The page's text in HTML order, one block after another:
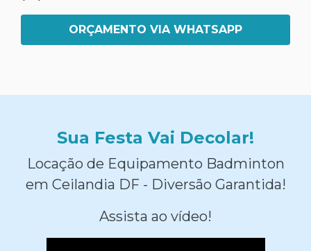
ORÇAMENTO VIA WHATSAPP
Sua Festa Vai Decolar!
Locação de Equipamento Badminton
em Ceilandia DF - Diversão Garantida!
Assista ao vídeo!